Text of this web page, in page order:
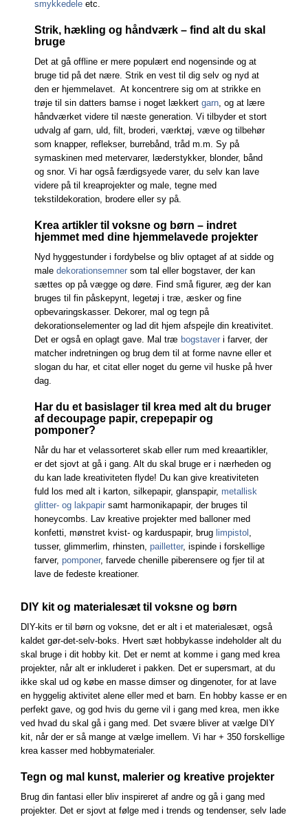
smykkedele etc.
Strik, hækling og håndværk – find alt du skal
bruge
Det at gå offline er mere populært end nogensinde og at
bruge tid på det nære. Strik en vest til dig selv og nyd at
den er hjemmelavet. At koncentrere sig om at strikke en
trøje til sin datters bamse i noget lækkert garn, og at lære
håndværket videre til næste generation. Vi tilbyder et stort
udvalg af garn, uld, filt, broderi, værktøj, væve og tilbehør
som knapper, reflekser, burrebånd, tråd m.m. Sy på
symaskinen med metervarer, læderstykker, blonder, bånd
og snor. Vi har også færdigsyede varer, du selv kan lave
videre på til kreaprojekter og male, tegne med
tekstildekoration, brodere eller sy på.
Krea artikler til voksne og børn – indret
hjemmet med dine hjemmelavede projekter
Nyd hyggestunder i fordybelse og bliv optaget af at sidde og
male dekorationsemner som tal eller bogstaver, der kan
sættes op på vægge og døre. Find små figurer, æg der kan
bruges til fin påskepynt, legetøj i træ, æsker og fine
opbevaringskasser. Dekorer, mal og tegn på
dekorationselementer og lad dit hjem afspejle din kreativitet.
Det er også en oplagt gave. Mal træ bogstaver i farver, der
matcher indretningen og brug dem til at forme navne eller et
slogan du har, et citat eller noget du gerne vil huske på hver
dag.
Har du et basislager til krea med alt du bruger
af decoupage papir, crepepapir og
pomponer?
Når du har et velassorteret skab eller rum med kreaartikler,
er det sjovt at gå i gang. Alt du skal bruge er i nærheden og
du kan lade kreativiteten flyde! Du kan give kreativiteten
fuld los med alt i karton, silkepapir, glanspapir, metallisk
glitter- og lakpapir samt harmonikapapir, der bruges til
honeycombs. Lav kreative projekter med balloner med
konfetti, mønstret kvist- og karduspapir, brug limpistol ,
tusser, glimmerlim, rhinsten, pailletter, ispinde i forskellige
farver, pomponer, farvede chenille piberensere og fjer til at
lave de fedeste kreationer.
DIY kit og materialesæt til voksne og børn
DIY-kits er til børn og voksne, det er alt i et materialesæt, også
kaldet gør-det-selv-boks. Hvert sæt hobbykasse indeholder alt du
skal bruge i dit hobby kit. Det er nemt at komme i gang med krea
projekter, når alt er inkluderet i pakken. Det er supersmart, at du
ikke skal ud og købe en masse dimser og dingenoter, for at lave
en hyggelig aktivitet alene eller med et barn. En hobby kasse er en
perfekt gave, og god hvis du gerne vil i gang med krea, men ikke
ved hvad du skal gå i gang med. Det svære bliver at vælge DIY
kit, når der er så mange at vælge imellem. Vi har + 350 forskellige
krea kasser med hobbymaterialer.
Tegn og mal kunst, malerier og kreative projekter
Brug din fantasi eller bliv inspireret af andre og gå i gang med
projekter. Det er sjovt at følge med i trends og tendenser, selv lade